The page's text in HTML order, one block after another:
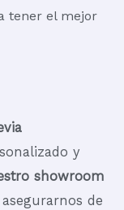
tener el mejor
y
showroom
de